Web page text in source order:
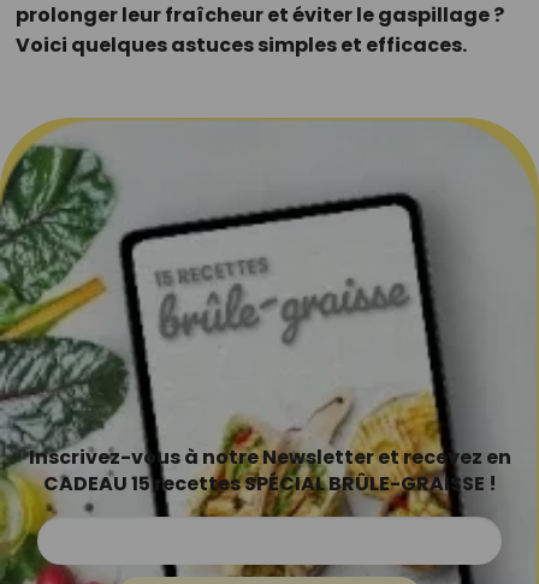
prolonger leur fraîcheur et éviter le gaspillage ?
Voici quelques astuces simples et efficaces.
Inscrivez-vous à notre Newsletter et recevez en
CADEAU 15 recettes SPÉCIAL BRÛLE-GRAISSE !